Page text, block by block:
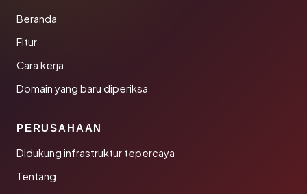
Beranda
Fitur
Cara kerja
Domain yang baru diperiksa
PERUSAHAAN
Didukung infrastruktur tepercaya
Tentang